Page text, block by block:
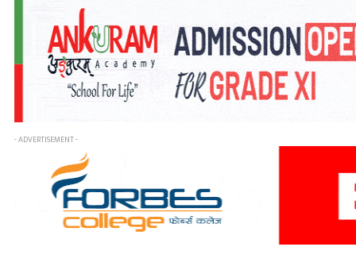
- ADVERTISEMENT -